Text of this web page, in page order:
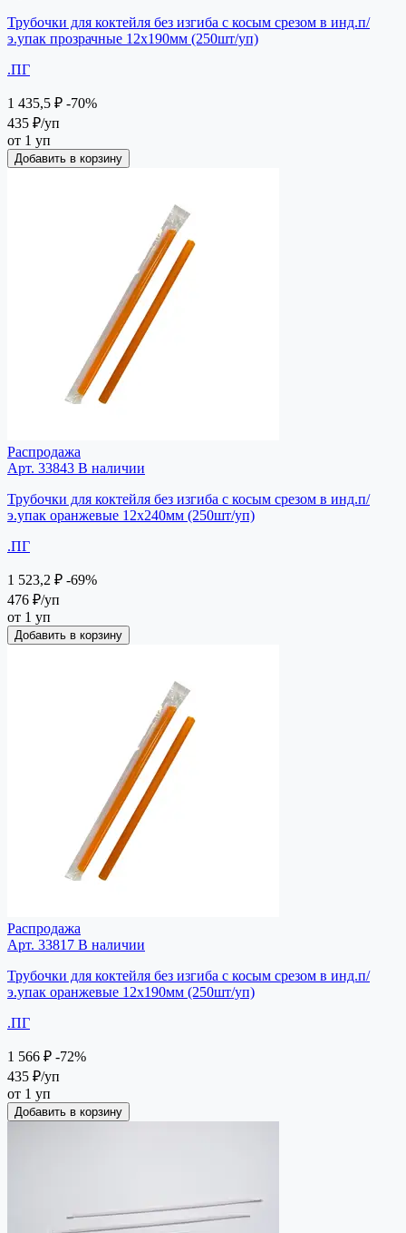
Трубочки для коктейля без изгиба с косым срезом в инд.п/
э.упак прозрачные 12х190мм (250шт/уп)
.ПГ
1 435,5 ₽ -70%
435 ₽/уп
от 1 уп
Добавить в корзину
Распродажа
Арт. 33843 В наличии
Трубочки для коктейля без изгиба с косым срезом в инд.п/
э.упак оранжевые 12х240мм (250шт/уп)
.ПГ
1 523,2 ₽ -69%
476 ₽/уп
от 1 уп
Добавить в корзину
Распродажа
Арт. 33817 В наличии
Трубочки для коктейля без изгиба с косым срезом в инд.п/
э.упак оранжевые 12х190мм (250шт/уп)
.ПГ
1 566 ₽ -72%
435 ₽/уп
от 1 уп
Добавить в корзину